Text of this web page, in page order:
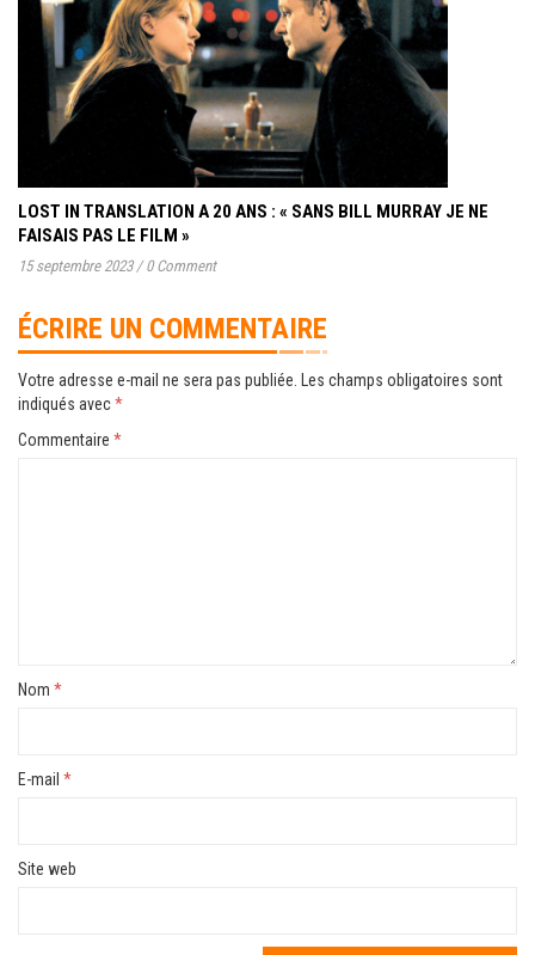
LOST IN TRANSLATION A 20 ANS : « SANS BILL MURRAY JE NE
FAISAIS PAS LE FILM »
15 septembre 2023 / 0 Comment
ÉCRIRE UN COMMENTAIRE
Votre adresse e-mail ne sera pas publiée.
Les champs obligatoires sont
indiqués avec*
Commentaire *
Nom *
E-mail *
Site web